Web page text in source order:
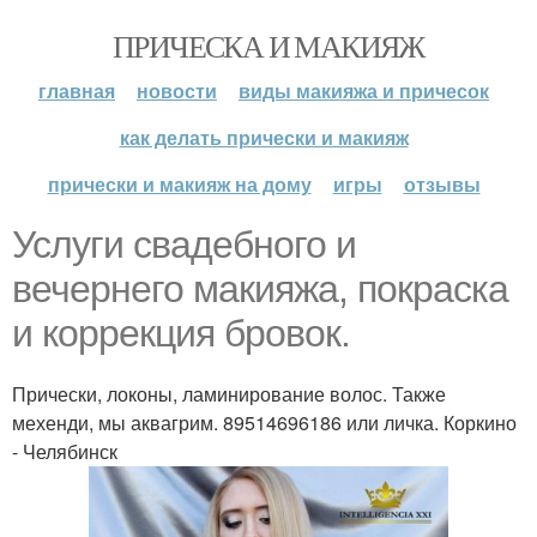
ПРИЧЕСКА И МАКИЯЖ
главная новости
виды макияжа и причесок
как делать прически и макияж
прически и макияж на дому
игры отзывы
Услуги свадебного и
вечернего макияжа, покраска
и коррекция бровок.
Прически, локоны, ламинирование волос. Также
мехенди, мы аквагрим. 89514696186 или личка. Коркино
- Челябинск